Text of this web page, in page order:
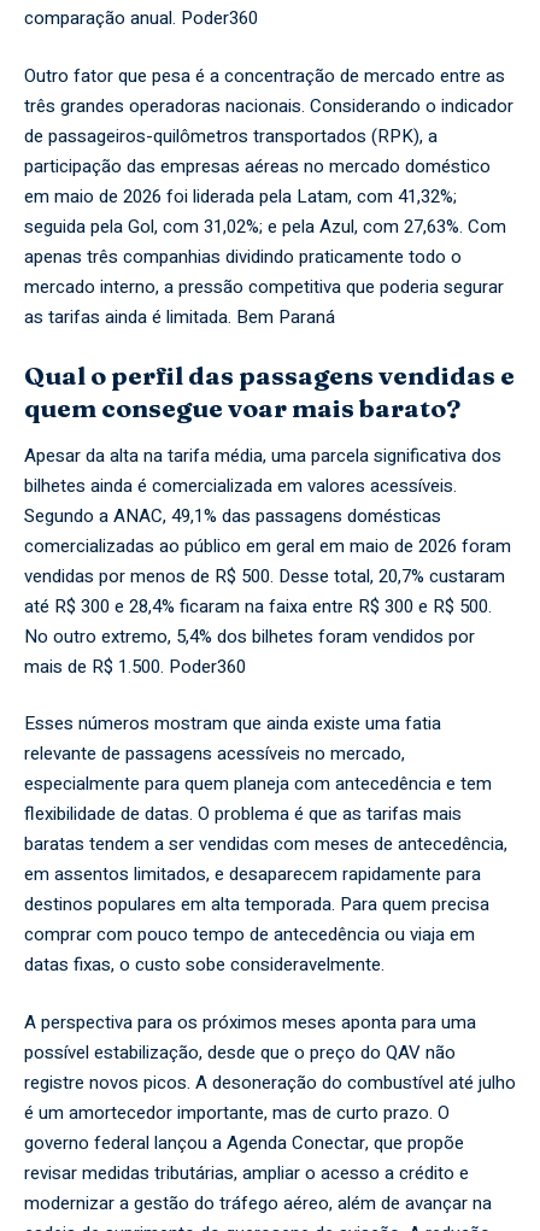
comparação anual. Poder360
Outro fator que pesa é a concentração de mercado entre as
três grandes operadoras nacionais. Considerando o indicador
de passageiros-quilômetros transportados (RPK), a
participação das empresas aéreas no mercado doméstico
em maio de 2026 foi liderada pela Latam, com 41,32%;
seguida pela Gol, com 31,02%; e pela Azul, com 27,63%. Com
apenas três companhias dividindo praticamente todo o
mercado interno, a pressão competitiva que poderia segurar
as tarifas ainda é limitada. Bem Paraná
Qual o perfil das passagens vendidas e
quem consegue voar mais barato?
Apesar da alta na tarifa média, uma parcela significativa dos
bilhetes ainda é comercializada em valores acessíveis.
Segundo a ANAC, 49,1% das passagens domésticas
comercializadas ao público em geral em maio de 2026 foram
vendidas por menos de R$ 500. Desse total, 20,7% custaram
até R$ 300 e 28,4% ficaram na faixa entre R$ 300 e R$ 500.
No outro extremo, 5,4% dos bilhetes foram vendidos por
mais de R$ 1.500. Poder360
Esses números mostram que ainda existe uma fatia
relevante de passagens acessíveis no mercado,
especialmente para quem planeja com antecedência e tem
flexibilidade de datas. O problema é que as tarifas mais
baratas tendem a ser vendidas com meses de antecedência,
em assentos limitados, e desaparecem rapidamente para
destinos populares em alta temporada. Para quem precisa
comprar com pouco tempo de antecedência ou viaja em
datas fixas, o custo sobe consideravelmente.
A perspectiva para os próximos meses aponta para uma
possível estabilização, desde que o preço do QAV não
registre novos picos. A desoneração do combustível até julho
é um amortecedor importante, mas de curto prazo. O
governo federal lançou a Agenda Conectar, que propõe
revisar medidas tributárias, ampliar o acesso a crédito e
modernizar a gestão do tráfego aéreo, além de avançar na